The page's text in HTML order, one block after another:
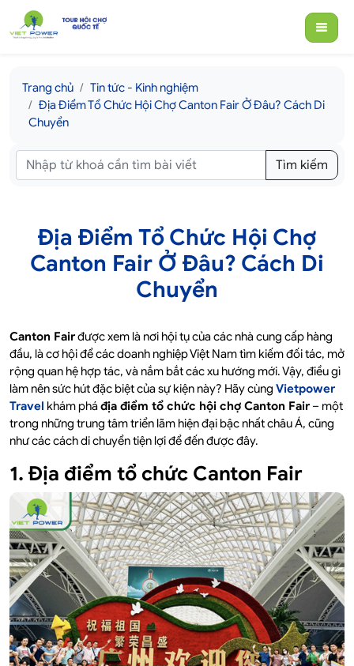
Trang chủ
Tin tức - Kinh nghiệm
Địa Điểm Tổ Chức Hội Chợ Canton Fair​ Ở Đâu? Cách Di
Chuyển
Tìm kiếm
Địa Điểm Tổ Chức Hội Chợ
Canton Fair​ Ở Đâu? Cách Di
Chuyển
Canton Fairđược xem là nơi hội tụ của các nhà cung cấp hàng
đầu, là cơ hội để các doanh nghiệp Việt Nam tìm kiếm đối tác, mở
rộng quan hệ hợp tác, và nắm bắt các xu hướng mới. Vậy, điều gì
làm nên sức hút đặc biệt của sự kiện này? Hãy cùng Vietpower
Travel khám pháđịa điểm tổ chức hội chợ Canton Fair – một
trong những trung tâm triển lãm hiện đại bậc nhất châu Á, cũng
như các cách di chuyển tiện lợi để đến được đây.
1. Địa điểm tổ chức Canton Fair